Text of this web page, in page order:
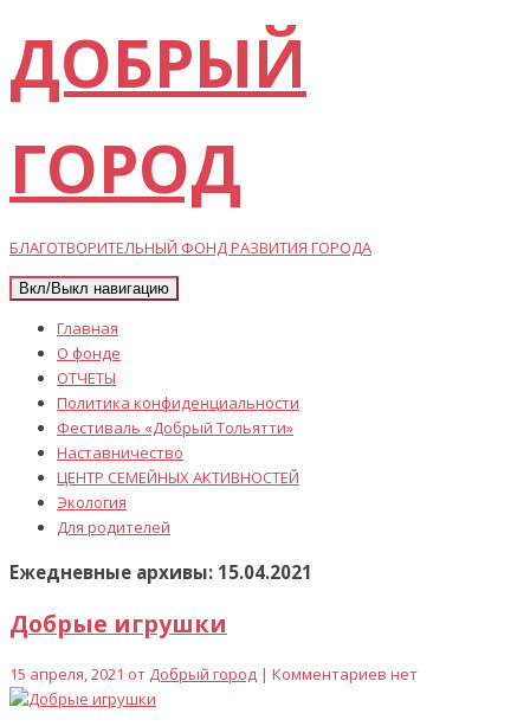
ДОБРЫЙ
ГОРОД
БЛАГОТВОРИТЕЛЬНЫЙ ФОНД РАЗВИТИЯ ГОРОДА
Вкл/Выкл навигацию
Главная
О фонде
ОТЧЕТЫ
Политика конфиденциальности
Фестиваль «Добрый Тольятти»
Наставничество
ЦЕНТР СЕМЕЙНЫХ АКТИВНОСТЕЙ
Экология
Для родителей
Ежедневные архивы: 15.04.2021
Добрые игрушки
15 апреля, 2021 от Добрый город | Комментариев нет